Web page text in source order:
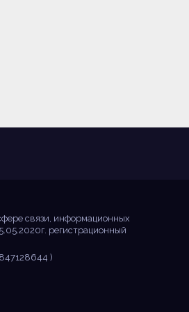
связи, информационных
регистрационный
)